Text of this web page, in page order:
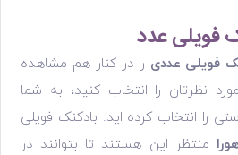
فویلی عدد
فویلی عددی را در کنار هم مشاهده
نظرتان را انتخاب کنید، به شما
را انتخاب کرده اید. بادکنک فویلی
منتظر این هستند تا بتوانند در